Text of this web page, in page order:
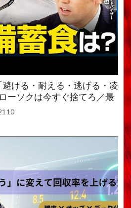
避ける・耐える・逃げる・凌
ーソクは今すぐ捨てろ／最
トイレ備蓄がなければ食料